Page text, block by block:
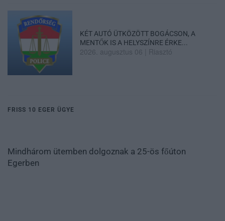
KÉT AUTÓ ÜTKÖZÖTT BOGÁCSON, A
MENTŐK IS A HELYSZÍNRE ÉRKE...
2026. augusztus 06 Riasztó
FRISS 10 EGER ÜGYE
Mindhárom ütemben dolgoznak a 25-ös főúton
Egerben